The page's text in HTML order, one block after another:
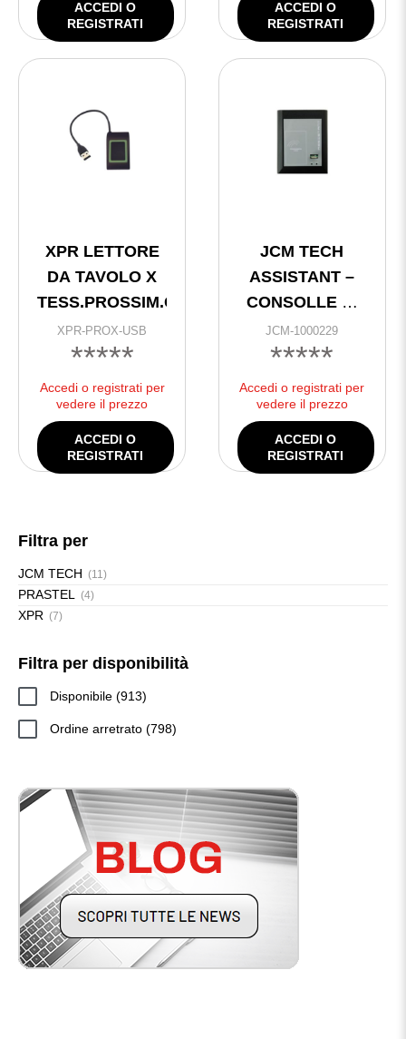
ACCEDI O
REGISTRATI
ACCEDI O
REGISTRATI
XPR LETTORE
DA TAVOLO X
TESS.PROSSIM.C/USB
XPR-PROX-USB
*****
Accedi o registrati per
vedere il prezzo
ACCEDI O
REGISTRATI
JCM TECH
ASSISTANT –
CONSOLLE DI
PROGRAMMAZIONE
+ SOFTWARE
JCM-1000229
*****
Accedi o registrati per
vedere il prezzo
ACCEDI O
REGISTRATI
Filtra per
JCM TECH (11)
PRASTEL (4)
XPR (7)
Filtra per disponibilità
Disponibile 913913
Ordine arretrato 798798